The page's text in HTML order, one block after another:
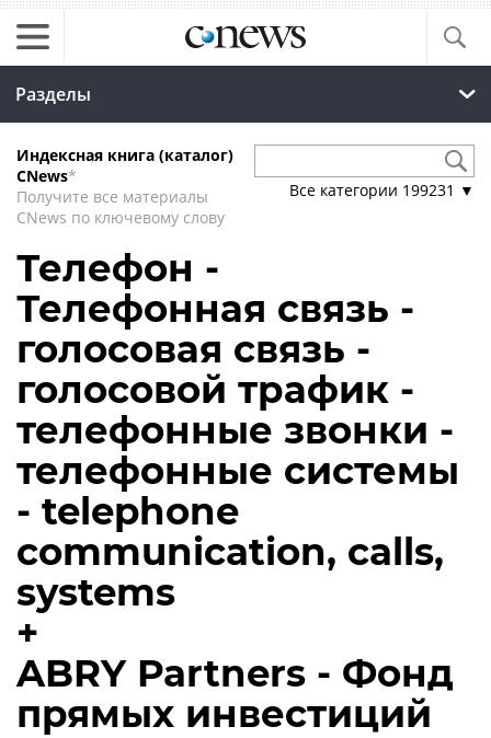
Разделы
Индексная книга (каталог)
CNews*
Получите все материалы
CNews по ключевому слову
Все категории 199231 ▼
Телефон -
Телефонная связь -
голосовая связь -
голосовой трафик -
телефонные звонки -
телефонные системы
- telephone
communication, calls,
systems
+
ABRY Partners - Фонд
прямых инвестиций